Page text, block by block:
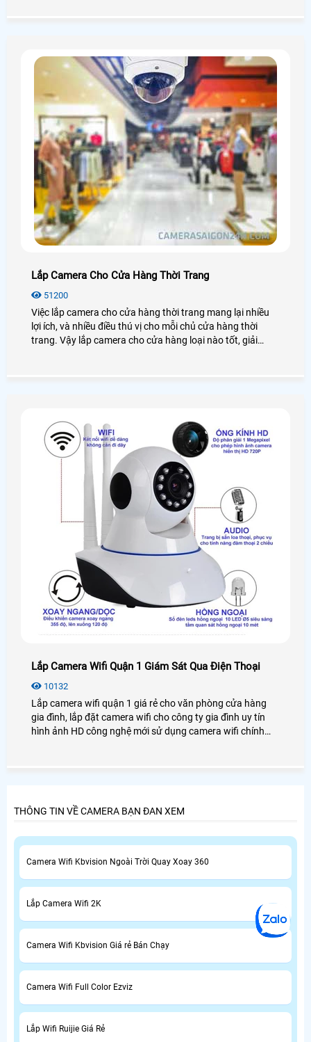
Lắp Camera Cho Cửa Hàng Thời Trang
51200
Việc lắp camera cho cửa hàng thời trang mang lại nhiều
lợi ích, và nhiều điều thú vị cho mỗi chủ cửa hàng thời
trang. Vậy lắp camera cho cửa hàng loại nào tốt, giải
Lắp Camera Wifi Quận 1 Giám Sát Qua Điện Thoại
10132
Lắp camera wifi quận 1 giá rẻ cho văn phòng cửa hàng
gia đình, lắp đặt camera wifi cho công ty gia đình uy tín
hình ảnh HD công nghệ mới sử dụng camera wifi chính
THÔNG TIN VỀ CAMERA BẠN ĐAN XEM
Camera Wifi Kbvision Ngoài Trời Quay Xoay 360
Lắp Camera Wifi 2K
Camera Wifi Kbvision Giá rẻ Bán Chạy
Camera Wifi Full Color Ezviz
Lắp Wifi Ruijie Giá Rẻ